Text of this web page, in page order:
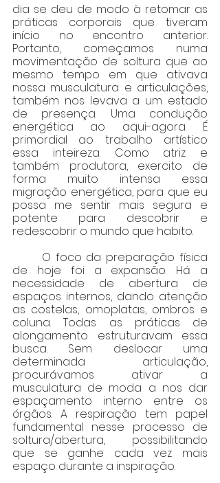
dia se deu de modo à retomar as
práticas corporais que tiveram
início no encontro anterior.
Portanto, começamos numa
movimentação de soltura que ao
mesmo tempo em que ativava
nossa musculatura e articulações,
também nos levava a um estado
de presença. Uma condução
energética ao aqui-agora. É
primordial ao trabalho artístico
essa inteireza. Como atriz e
também produtora, exercito de
forma muito intensa essa
migração energética, para que eu
possa me sentir mais segura e
potente para descobrir e
redescobrir o mundo que habito.
de hoje foi a expansão. Há a
necessidade de abertura de
espaços internos, dando atenção
as costelas, omoplatas, ombros e
coluna. Todas as práticas de
alongamento estruturavam essa
busca. Sem deslocar uma
determinada articulação,
procurávamos ativar a
musculatura de moda a nos dar
espaçamento interno entre os
órgãos. A respiração tem papel
fundamental nesse processo de
soltura/abertura, possibilitando
que se ganhe cada vez mais
espaço durante a inspiração.